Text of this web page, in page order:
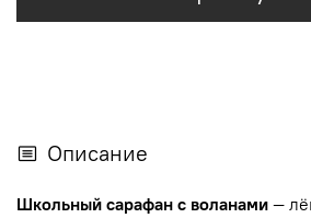
Описание
Школьный сарафан с воланами —